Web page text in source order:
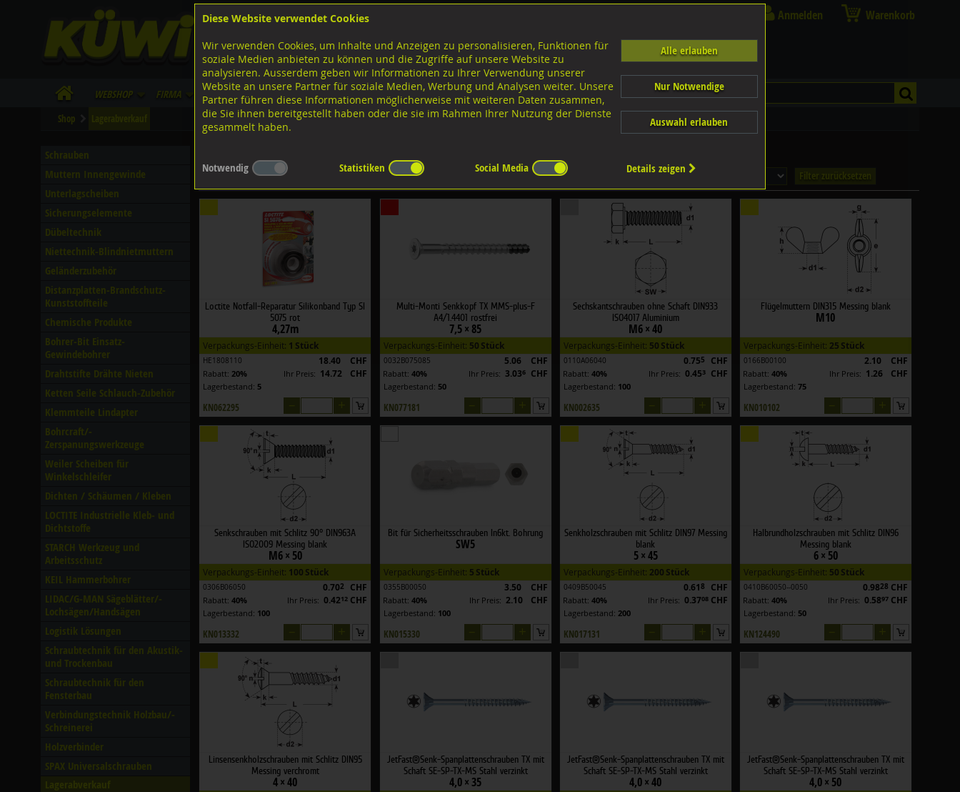
Lagerstrasse 8
Tel. 043 455 20 30
FB
IG
WebShop Firma Lieferinfo Infos/Downloads
Anmelden Warenkorb
Shop
Schrauben
Muttern Innengewinde
Unterlagscheiben
Sicherungselemente
Dübeltechnik
Niettechnik-Blindnietmuttern
Geländerzubehör
Distanzplatten-Brandschutz-
Kunststoffteile
Chemische Produkte
Bohrer-Bit Einsatz-
Gewindebohrer
Drahtstifte Drähte Nieten
Ketten Seile Schlauch-Zubehör
Klemmteile Lindapter
Bohrcraft/­
Zerspanungswerkzeuge
Weiler Scheiben für
Winkelschleifer
Dichten /­ Schäumen /­ Kleben
LOCTITE Industrielle Kleb- und
Dichtstoffe
STARCH Werkzeug und
Arbeitsschutz
KEIL Hammerbohrer
LIDAC/­G-MAN Sägeblätter/­
Lochsägen/­Handsägen
Logistik Lösungen
Schraubtechnik für den Akustik-
und Trockenbau
Schraubtechnik für den
Fensterbau
Verbindungstechnik Holzbau/­
Schreinerei
Holzverbinder
SPAX Universalschrauben
Filter nach Dimensionen: × × Filter zurücksetzen
Loctite Notfall-Reparatur Silikonband Typ SI
5075 rot
4,27m
Verpackungs-Einheit: 1 Stück
HE1808110 18.40 CHF
Rabatt: 20% Ihr Preis: 14.72 CHF
Lagerbestand: 5
KN062295
Multi-Monti Senkkopf TX MMS-plus-F
A4/1.4401 rostfrei
7,5 × 85
Verpackungs-Einheit: 50 Stück
0032B075085 5.06 CHF
Rabatt: 40% Ihr Preis: 3.036 CHF
Lagerbestand: 50
KN077181
Sechskantschrauben ohne Schaft DIN933
ISO4017 Aluminium
M6 × 40
Verpackungs-Einheit: 50 Stück
0110A06040 0.755 CHF
Rabatt: 40% Ihr Preis: 0.453 CHF
Lagerbestand: 100
KN002635
Flügelmuttern DIN315 Messing blank
M10
Verpackungs-Einheit: 25 Stück
0166B00100 2.10 CHF
Rabatt: 40% Ihr Preis: 1.26 CHF
Lagerbestand: 75
KN010102
Senkschrauben mit Schlitz 90° DIN963A
ISO2009 Messing blank
M6 × 50
Verpackungs-Einheit: 100 Stück
0306B06050 0.702 CHF
Rabatt: 40% Ihr Preis: 0.4212 CHF
Lagerbestand: 100
KN013332
Bit für Sicherheitsschrauben In6kt. Bohrung
SW5
Verpackungs-Einheit: 5 Stück
0355B00050 3.50 CHF
Rabatt: 40% Ihr Preis: 2.10 CHF
Lagerbestand: 100
KN015330
Senkholzschrauben mit Schlitz DIN97 Messing
blank
5 × 45
Verpackungs-Einheit: 200 Stück
0409B50045 0.618 CHF
Rabatt: 40% Ihr Preis: 0.3708CHF
Lagerbestand: 200
KN017131
Halbrundholzschrauben mit Schlitz DIN96
Messing blank
6 × 50
Verpackungs-Einheit: 50 Stück
0410B60050--0050 0.9828 CHF
Rabatt: 40% Ihr Preis: 0.5897CHF
Lagerbestand: 50
KN124490
Linsensenkholzschrauben mit Schlitz DIN95
Messing verchromt
4 × 40
JetFast®Senk-Spanplattenschrauben TX mit
Schaft SE-SP-TX-MS Stahl verzinkt
4,0 × 35
JetFast®Senk-Spanplattenschrauben TX mit
Schaft SE-SP-TX-MS Stahl verzinkt
4,0 × 40
JetFast®Senk-Spanplattenschrauben TX mit
Schaft SE-SP-TX-MS Stahl verzinkt
4,0 × 50
Diese Website verwendet Cookies
Wir verwenden Cookies, um Inhalte und Anzeigen zu personalisieren, Funktionen für
soziale Medien anbieten zu können und die Zugriffe auf unsere Website zu
analysieren. Ausserdem geben wir Informationen zu Ihrer Verwendung unserer
Website an unsere Partner für soziale Medien, Werbung und Analysen weiter. Unsere
Partner führen diese Informationen möglicherweise mit weiteren Daten zusammen,
die Sie ihnen bereitgestellt haben oder die sie im Rahmen Ihrer Nutzung der Dienste
gesammelt haben.
Alle erlauben
Nur Notwendige
Auswahl erlauben
Notwendig Statistiken Social Media Details zeigen